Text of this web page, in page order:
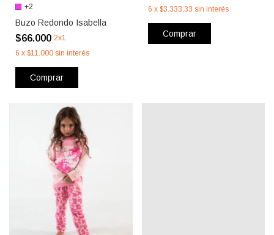
+2
Buzo Redondo Isabella
$66.000 2x1
6 x $11.000 sin interés
Comprar
6 x $3.333,33 sin interés
Comprar